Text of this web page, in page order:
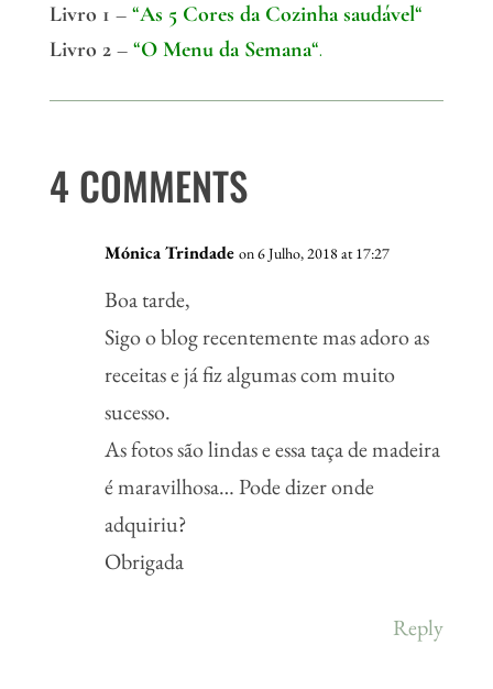
Livro 1 – “As 5 Cores da Cozinha saudável“
Livro 2– “O Menu da Semana“.
4 COMMENTS
Mónica Trindade on 6 Julho, 2018 at 17:27
Boa tarde,
Sigo o blog recentemente mas adoro as
receitas e já fiz algumas com muito
sucesso.
As fotos são lindas e essa taça de madeira
é maravilhosa… Pode dizer onde
adquiriu?
Obrigada
Reply